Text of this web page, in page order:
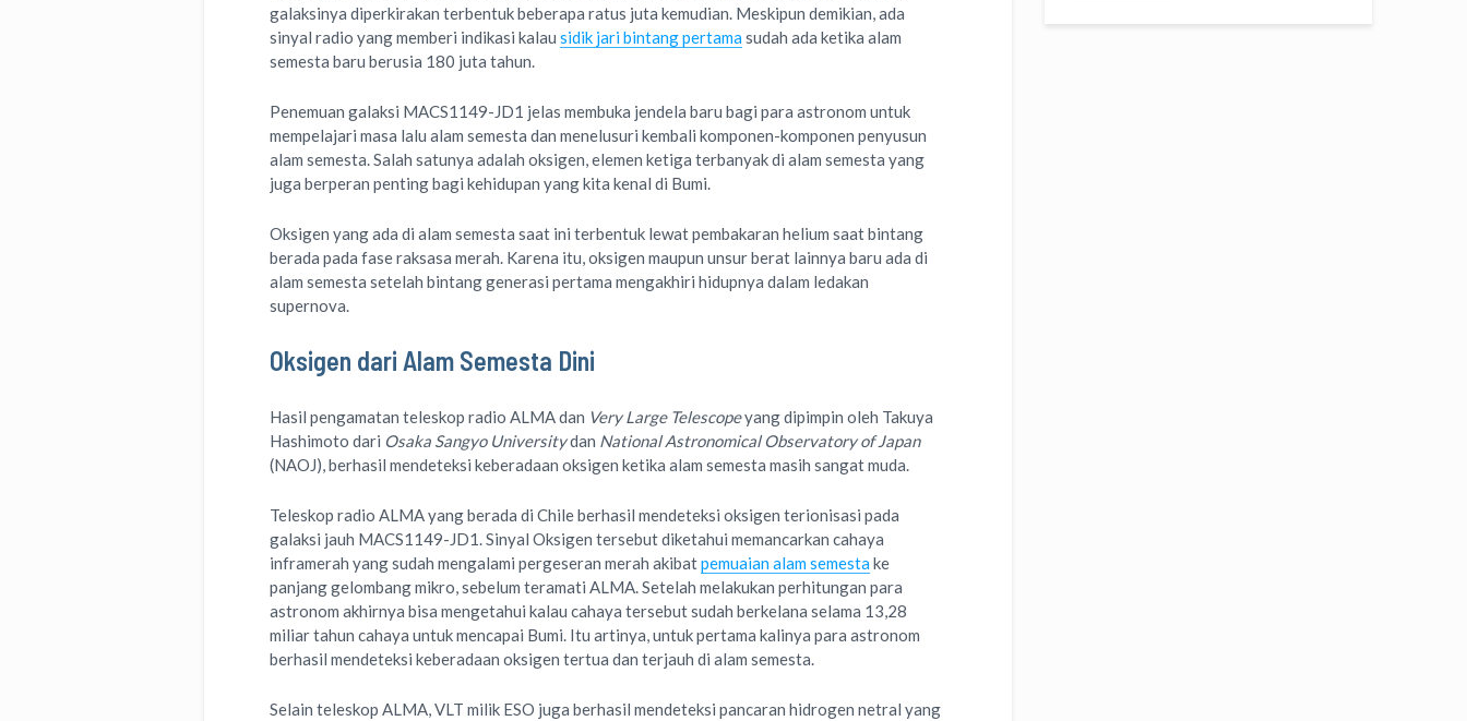
galaksinya diperkirakan terbentuk beberapa ratus juta kemudian. Meskipun demikian, ada
sinyal radio yang memberi indikasi kalau sidik jari bintang pertamasudah ada ketika alam
semesta baru berusia 180 juta tahun.
Penemuan galaksi MACS1149-JD1 jelas membuka jendela baru bagi para astronom untuk
mempelajari masa lalu alam semesta dan menelusuri kembali komponen-komponen penyusun
alam semesta. Salah satunya adalah oksigen, elemen ketiga terbanyak di alam semesta yang
juga berperan penting bagi kehidupan yang kita kenal di Bumi.
Oksigen yang ada di alam semesta saat ini terbentuk lewat pembakaran helium saat bintang
berada pada fase raksasa merah. Karena itu, oksigen maupun unsur berat lainnya baru ada di
alam semesta setelah bintang generasi pertama mengakhiri hidupnya dalam ledakan
supernova.
Oksigen dari Alam Semesta Dini
Hasil pengamatan teleskop radio ALMA dan Very Large Telescopeyang dipimpin oleh Takuya
Hashimoto dari Osaka Sangyo Universitydan National Astronomical Observatory of Japan
(NAOJ), berhasil mendeteksi keberadaan oksigen ketika alam semesta masih sangat muda.
Teleskop radio ALMA yang berada di Chile berhasil mendeteksi oksigen terionisasi pada
galaksi jauh MACS1149-JD1. Sinyal Oksigen tersebut diketahui memancarkan cahaya
inframerah yang sudah mengalami pergeseran merah akibatpemuaian alam semestake
panjang gelombang mikro, sebelum teramati ALMA. Setelah melakukan perhitungan para
astronom akhirnya bisa mengetahui kalau cahaya tersebut sudah berkelana selama 13,28
miliar tahun cahaya untuk mencapai Bumi. Itu artinya, untuk pertama kalinya para astronom
berhasil mendeteksi keberadaan oksigen tertua dan terjauh di alam semesta.
Selain teleskop ALMA, VLT milik ESO juga berhasil mendeteksi pancaran hidrogen netral yang